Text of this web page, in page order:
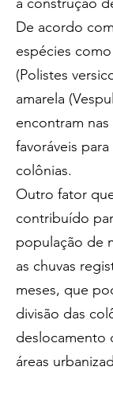
De acordo
espécies
(Polistes
amarela
encontram
favoráveis
colônias.
Outro fator
contribuído
população de
as chuvas
meses, que
divisão das
deslocamento
áreas